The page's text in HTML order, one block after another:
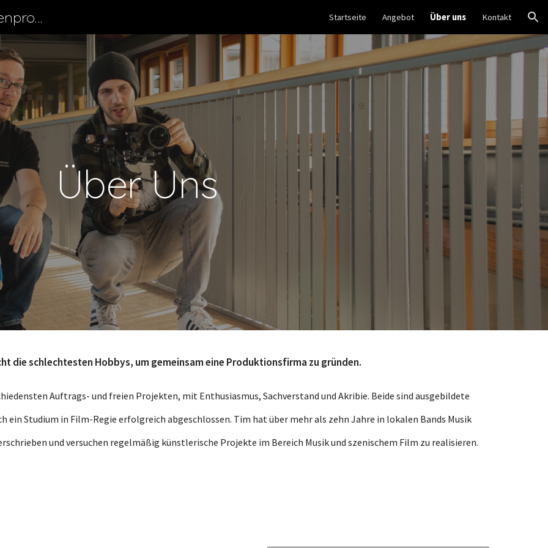
to main content
Biermann & Wegner Medienproduktion Startseite Angebot Über uns Kontakt
Über Uns
die schlechtesten Hobbys, um gemeinsam eine Produktionsfirma zu gründen.
Auftrags- und freien Projekten, mit Enthusiasmus, Sachverstand und Akribie. Beide sind ausgebildete
Studium in Film-Regie erfolgreich abgeschlossen. Tim hat über mehr als zehn Jahre in lokalen Bands Musik
und versuchen regelmäßig künstlerische Projekte im Bereich Musik und szenischem Film zu realisieren.